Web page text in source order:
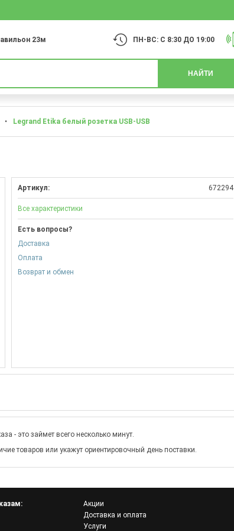
23м
ПН-ВС: С 8:30 ДО 19:00
НАЙТИ
• Legrand Etika белый розетка USB-USB
Артикул: 672294
Все характеристики
Есть вопросы?
Доставка
Оплата
Возврат и обмен
- это займет всего несколько минут.
товаров или укажут ориентировочный день поставки.
Акции
Доставка и оплата
Услуги